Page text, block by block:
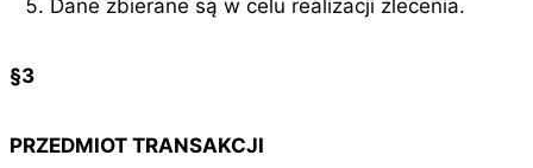
Dane zbierane są w celu realizacji zlecenia.
§3
PRZEDMIOT TRANSAKCJI